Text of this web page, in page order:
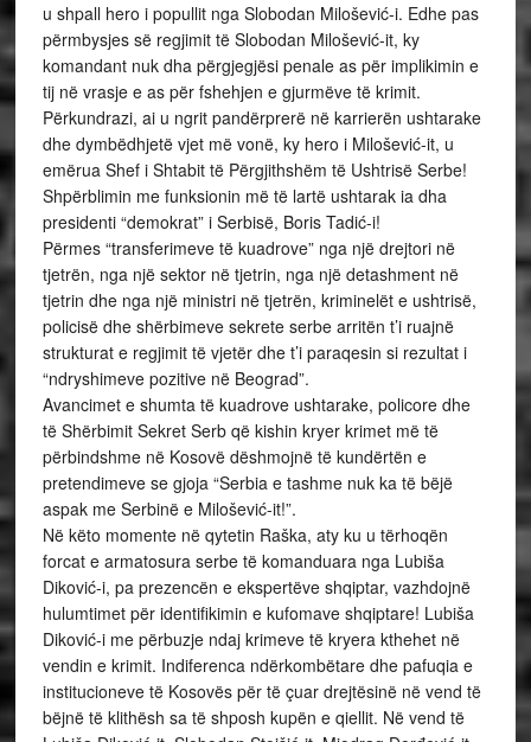
u shpall hero i popullit nga Slobodan Milošević-i. Edhe pas
përmbysjes së regjimit të Slobodan Milošević-it, ky
komandant nuk dha përgjegjësi penale as për implikimin e
tij në vrasje e as për fshehjen e gjurmëve të krimit.
Përkundrazi, ai u ngrit pandërprerë në karrierën ushtarake
dhe dymbëdhjetë vjet më vonë, ky hero i Milošević-it, u
emërua Shef i Shtabit të Përgjithshëm të Ushtrisë Serbe!
Shpërblimin me funksionin më të lartë ushtarak ia dha
presidenti “demokrat” i Serbisë, Boris Tadić-i!
Përmes “transferimeve të kuadrove” nga një drejtori në
tjetrën, nga një sektor në tjetrin, nga një detashment në
tjetrin dhe nga një ministri në tjetrën, kriminelët e ushtrisë,
policisë dhe shërbimeve sekrete serbe arritën t’i ruajnë
strukturat e regjimit të vjetër dhe t’i paraqesin si rezultat i
“ndryshimeve pozitive në Beograd”.
Avancimet e shumta të kuadrove ushtarake, policore dhe
të Shërbimit Sekret Serb që kishin kryer krimet më të
përbindshme në Kosovë dëshmojnë të kundërtën e
pretendimeve se gjoja “Serbia e tashme nuk ka të bëjë
aspak me Serbinë e Milošević-it!”.
Në këto momente në qytetin Raška, aty ku u tërhoqën
forcat e armatosura serbe të komanduara nga Lubiša
Diković-i, pa prezencën e ekspertëve shqiptar, vazhdojnë
hulumtimet për identifikimin e kufomave shqiptare! Lubiša
Diković-i me përbuzje ndaj krimeve të kryera kthehet në
vendin e krimit. Indiferenca ndërkombëtare dhe pafuqia e
institucioneve të Kosovës për të çuar drejtësinë në vend të
bëjnë të klithësh sa të shposh kupën e qiellit. Në vend të